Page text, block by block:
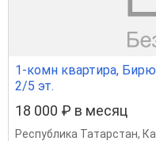
1-комн квартира,
2/5 эт.
18 000 ₽ в месяц
Республика Татарстан,